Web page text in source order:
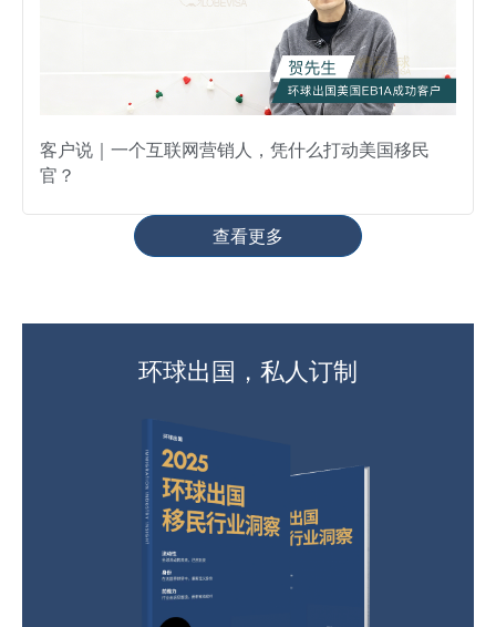
客户说｜一个互联网营销人，凭什么打动美国移民
官？
查看更多
环球出国，私人订制